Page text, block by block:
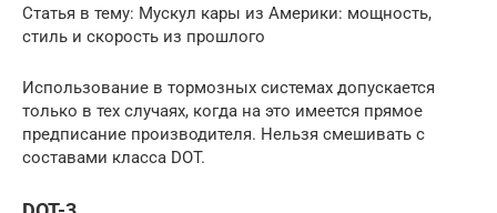
Статья в тему: Мускул кары из Америки: мощность,
стиль и скорость из прошлого
Использование в тормозных системах допускается
только в тех случаях, когда на это имеется прямое
предписание производителя. Нельзя смешивать с
составами класса DOT.